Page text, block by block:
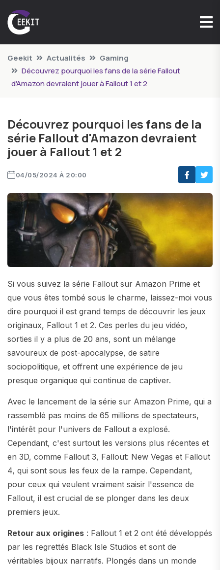
Geekit Actualités
Gaming
Découvrez pourquoi les fans de la série Fallout
d'Amazon devraient jouer à Fallout 1 et 2
Découvrez pourquoi les fans de la
série Fallout d'Amazon devraient
jouer à Fallout 1 et 2
04/05/2024 À 20:00
Si vous suivez la série Fallout sur Amazon Prime et
que vous êtes tombé sous le charme, laissez-moi vous
dire pourquoi il est grand temps de découvrir les jeux
originaux, Fallout 1 et 2. Ces perles du jeu vidéo,
sorties il y a plus de 20 ans, sont un mélange
savoureux de post-apocalypse, de satire
sociopolitique, et offrent une expérience de jeu
presque organique qui continue de captiver.
Avec le lancement de la série sur Amazon Prime, qui a
rassemblé pas moins de 65 millions de spectateurs,
l'intérêt pour l'univers de Fallout a explosé.
Cependant, c'est surtout les versions plus récentes et
en 3D, comme Fallout 3, Fallout: New Vegas et Fallout
4, qui sont sous les feux de la rampe. Cependant,
pour ceux qui veulent vraiment saisir l'essence de
Fallout, il est crucial de se plonger dans les deux
premiers jeux.
Retour aux origines : Fallout 1 et 2 ont été développés
par les regrettés Black Isle Studios et sont de
véritables bijoux narratifs. Plongés dans un monde